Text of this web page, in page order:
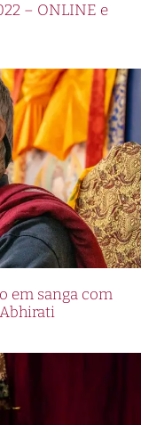
– ONLINE e
em sanga com